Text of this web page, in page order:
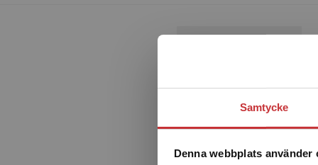
Samtycke
Denna webbplats använder